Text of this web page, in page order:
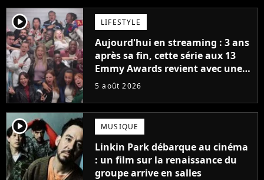
player2 LIFESTYLE
Aujourd'hui en streaming : 3 ans
après sa fin, cette série aux 13
Emmy Awards revient avec une
suite... totalement différente
5 août 2026
player2 MUSIQUE
Linkin Park débarque au cinéma
: un film sur la renaissance du
groupe arrive en salles